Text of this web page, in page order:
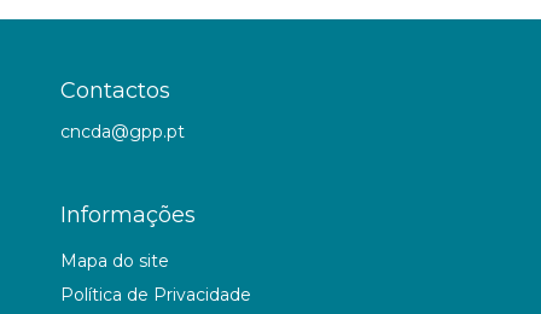
Contactos
cncda@gpp.pt
Informações
Mapa do site
Política de Privacidade